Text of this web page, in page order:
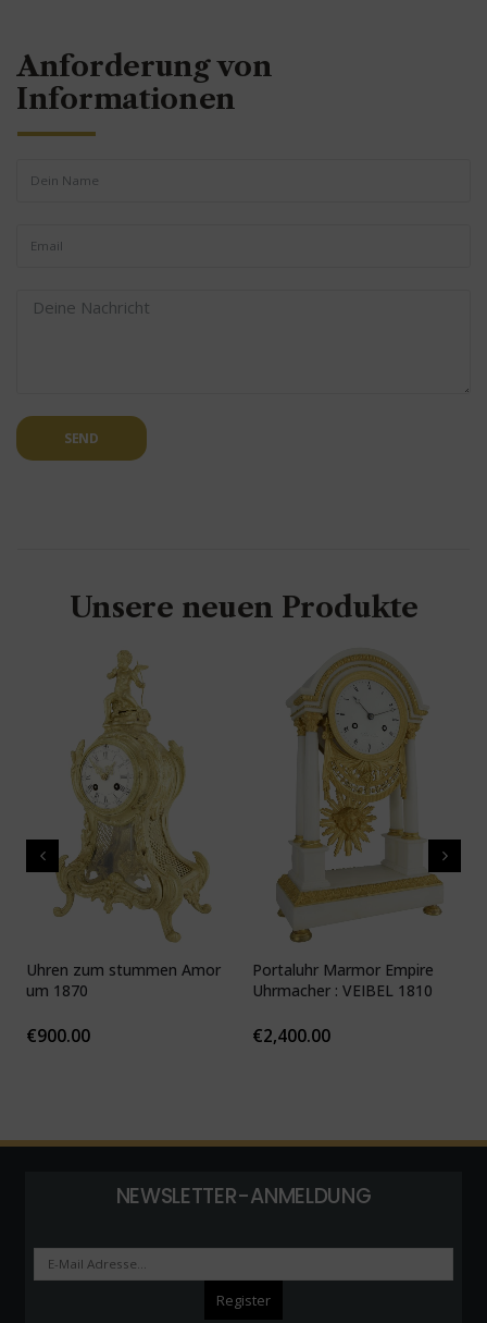
Anforderung von
Informationen
SEND
Unsere neuen Produkte
Uhren zum stummen Amor
um 1870
€900.00
Portaluhr Marmor Empire
Uhrmacher : VEIBEL 1810
€2,400.00
NEWSLETTER-ANMELDUNG